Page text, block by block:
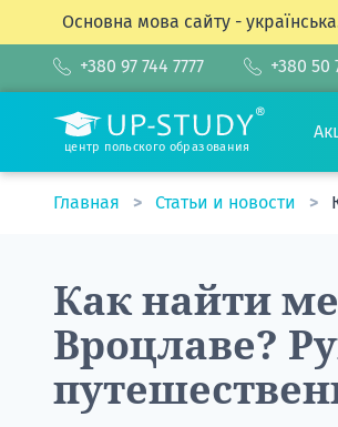
Основна мова сайту -
+380 97 744 7777 +380 50
центр польского образования
Главная Статьи и новости
Как найти
Вроцлаве?